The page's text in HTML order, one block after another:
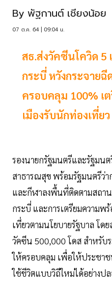
By พัฐกานต์ เชียงน้อย
07 ต.ค. 64 | 09:04 น.
สธ.ส่งวัคซีนโควิด 5
กระบี่ หวังกระจาย
ครอบคลุม 100% เ
เมืองรับนักท่องเที่ยว
รองนายกรัฐมนตรีและรัฐมนต
สาธารณสุข พร้อมรัฐมนตรีว่า
และกีฬาลงพื้นที่ติดตามสถา
กระบี่ และการเตรียมความพ
เที่ยวตามนโยบายรัฐบาล โด
วัคซีน 500,000 โดส สำหรั
ให้ครอบคลุม เพื่อให้ประชา
ใช้ชีวิตแบบวิถีใหม่ได้อย่างป